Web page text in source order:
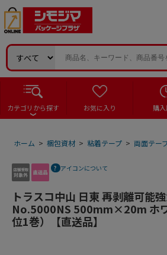
カテゴリから探す お気に入り 購
ホーム > 梱包資材 > 粘着テープ > 両面テー
アイコンについて
トラスコ中山 日東 再剥離可能
No.5000NS 500mm×20m ホ
位1巻）【直送品】